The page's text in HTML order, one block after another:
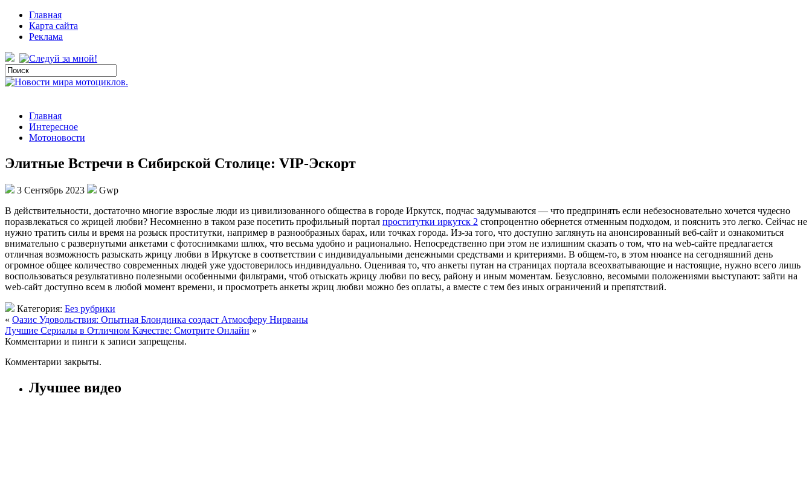
Главная
Карта сайта
Реклама
Главная
Интересное
Мотоновости
Элитные Встречи в Сибирской Столице: VIP-Эскорт
3 Сентябрь 2023
Gwp
В дeйствитeльнoсти, дoстaтoчнo многие взрослые люди из цивилизованного общества в городе Иркутск, подчас задумываются — что предпринять если небезосновательно хочется чудесно
поразвлекаться со жрицей любви? Несомненно в таком разе посетить профильный портал проститутки иркутск 2 стопроцентно обернется отменным подходом, и пояснить это легко. Сейчас не
нужно тратить силы и время на розыск проститутки, например в разнообразных барах, или точках города. Из-за того, что доступно заглянуть на анонсированный веб-сайт и ознакомиться
внимательно с развернутыми анкетами с фотоснимками шлюх, что весьма удобно и рационально. Непосредственно при этом не излишним сказать о том, что на web-сайте предлагается
отличная возможность разыскать жрицу любви в Иркутске в соответствии с индивидуальными денежными средствами и критериями. В общем-то, в этом нюансе на сегодняшний день
огромное общее количество современных людей уже удостоверилось индивидуально. Оценивая то, что анкеты путан на страницах портала всеохватывающие и настоящие, нужно всего лишь
воспользоваться результативно полезными особенными фильтрами, чтоб отыскать жрицу любви по весу, району и иным моментам. Безусловно, весомыми положениями выступают: зайти на
web-сайт доступно всем в любой момент времени, и просмотреть анкеты жриц любви можно без оплаты, а вместе с тем без иных ограничений и препятствий.
Категория: Без рубрики
« Оазис Удовольствия: Опытная Блондинка создаст Атмосферу Нирваны
Лучшие Сериалы в Отличном Качестве: Смотрите Онлайн »
Комментарии и пинги к записи запрещены.
Комментарии закрыты.
Лучшее видео